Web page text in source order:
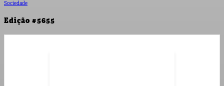
Sociedade
Edição #5655